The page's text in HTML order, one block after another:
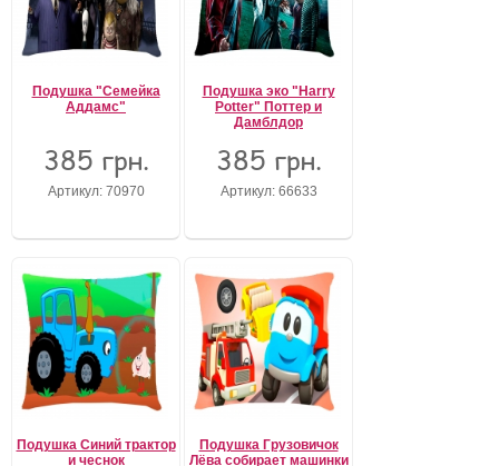
Подушка "Семейка
Аддамс"
385 грн.
Артикул: 70970
Подушка эко "Harry
Potter" Поттер и
Дамблдор
385 грн.
Артикул: 66633
Подушка Синий трактор
и чеснок
Подушка Грузовичок
Лёва собирает машинки